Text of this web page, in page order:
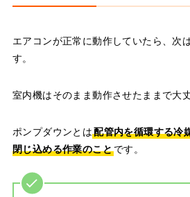
エアコンが正常に動作していたら、次
す。
室内機はそのまま動作させたままで大
ポンプダウンとは配管内を循環する冷
閉じ込める作業のことです。